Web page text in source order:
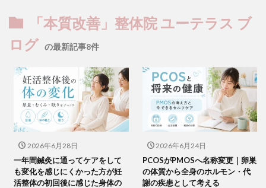
「本質改善」整体院 ユーテラス ブ
ログ の最新記事8件
2026年6月28日
一年間鍼灸に通ってケアをして
も変化を感じにくかった方が妊
活整体の初回後に感じた身体の
2026年6月24日
PCOSがPMOSへ名称変更｜卵巣
の体質から全身のホルモン・代
謝の疾患として考える